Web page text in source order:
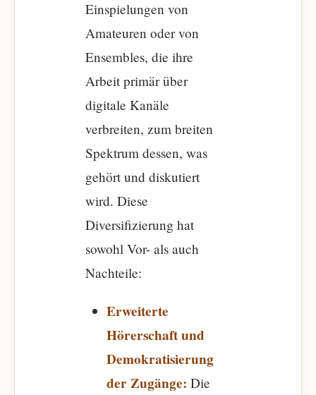
Einspielungen von
Amateuren oder von
Ensembles, die ihre
Arbeit primär über
digitale Kanäle
verbreiten, zum breiten
Spektrum dessen, was
gehört und diskutiert
wird. Diese
Diversifizierung hat
sowohl Vor- als auch
Nachteile:
Erweiterte
Hörerschaft und
Demokratisierung
der Zugänge: Die